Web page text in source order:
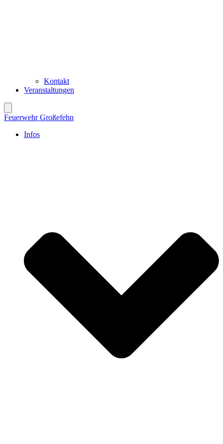
Kontakt
Veranstaltungen
Feuerwehr Großefehn
Infos